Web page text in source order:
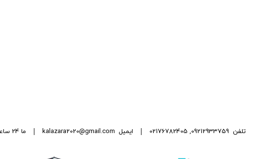
تلفن 09212933759
,
02176782405 ایمیل kalazara2020@gmail.com ما 24 ساعته 7 روز هفته پاسخگوی شما هستیم.